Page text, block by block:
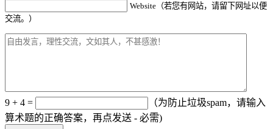
Website（若您有网站，请留下网址以便
交流。）
9 + 4 =
（为防止垃圾spam，请输入
算术题的正确答案，再点发送 - 必需)